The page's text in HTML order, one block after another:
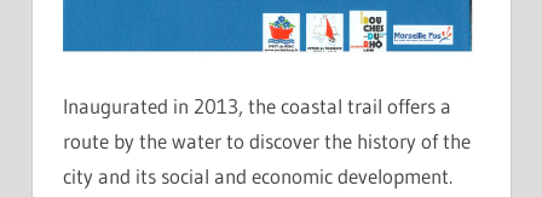
Inaugurated in 2013, the coastal trail offers a
route by the water to discover the history of the
city and its social and economic development.